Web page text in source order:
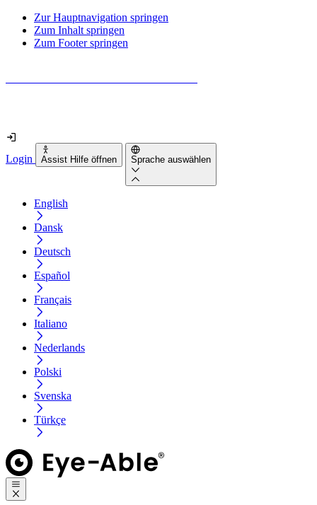
Zur Hauptnavigation springen
Zum Inhalt springen
Zum Footer springen
Login Assist Hilfe öffnen Sprache auswählen
English
Dansk
Deutsch
Español
Français
Italiano
Nederlands
Polski
Svenska
Türkçe